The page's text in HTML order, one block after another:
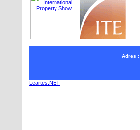
Adres :
Leartes.NET